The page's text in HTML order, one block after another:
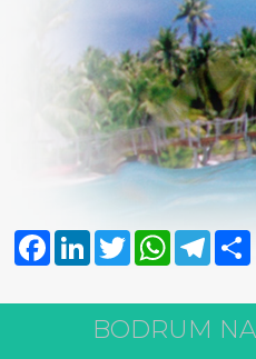
FacebookLinkedInTwitter WhatsAppTelegram
BODRUM